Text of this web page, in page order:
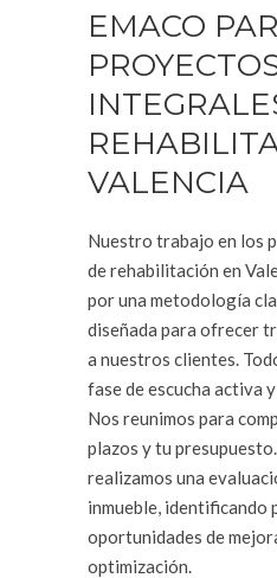
EMACO
VALENCIA
Nuestro trabajo en los
de rehabilitación en
por una metodología
diseñada para ofrecer
a nuestros clientes.
fase de escucha activa
Nos reunimos para
plazos y tu
realizamos una
inmueble, identificando
oportunidades de
optimización.